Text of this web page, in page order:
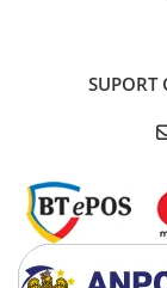
SUPORT